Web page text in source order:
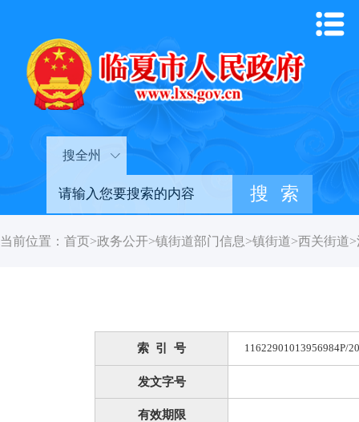
搜全州
当前位置： 首页>政务公开>镇街道部门信息>镇街道>西关街道>
索 引 号 11622901013956984P/
发文字号
有效期限